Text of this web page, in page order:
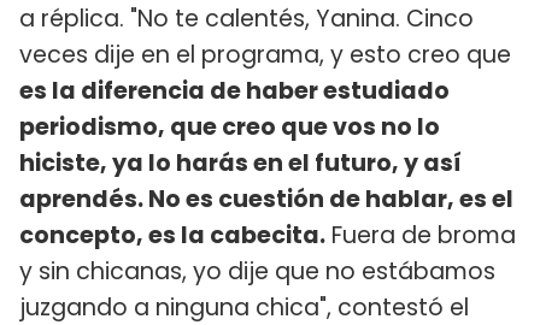
a réplica. "No te calentés, Yanina. Cinco
veces dije en el programa, y esto creo que
es la diferencia de haber estudiado
periodismo, que creo que vos no lo
hiciste, ya lo harás en el futuro, y así
aprendés. No es cuestión de hablar, es el
concepto, es la cabecita. Fuera de broma
y sin chicanas, yo dije que no estábamos
juzgando a ninguna chica", contestó el